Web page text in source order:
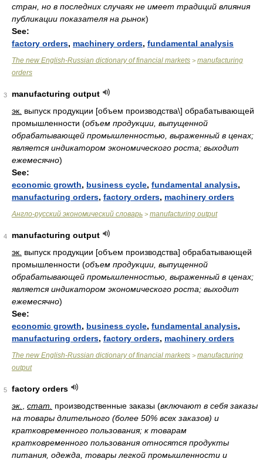
стран, но в последних случаях не имеет традиций влияния
публикации показателя на рынок)
See:
factory orders, machinery orders, fundamental analysis
The new English-Russian dictionary of financial markets > manufacturing
orders
3
manufacturing output
эк. выпуск продукции [объем производства\] обрабатывающей
промышленности (объем продукции, выпущенной
обрабатывающей промышленностью, выраженный в ценах;
является индикатором экономического роста; выходит
ежемесячно)
See:
economic growth, business cycle, fundamental analysis,
manufacturing orders, factory orders, machinery orders
Англо-русский экономический словарь > manufacturing output
4
manufacturing output
эк. выпуск продукции [объем производства] обрабатывающей
промышленности (объем продукции, выпущенной
обрабатывающей промышленностью, выраженный в ценах;
является индикатором экономического роста; выходит
ежемесячно)
See:
economic growth, business cycle, fundamental analysis,
manufacturing orders, factory orders, machinery orders
The new English-Russian dictionary of financial markets > manufacturing
output
5
factory orders
эк.
стат. производственные заказы (включают в себя заказы
на товары длительного (более 50% всех заказов) и
кратковременного пользования; к товарам
кратковременного пользования относятся продукты
питания, одежда, товары легкой промышленности и